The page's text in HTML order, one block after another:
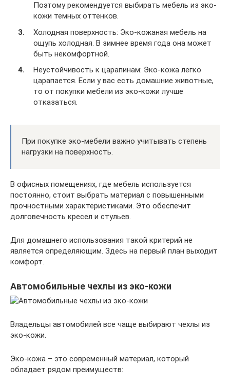
Поэтому рекомендуется выбирать мебель из эко-
кожи темных оттенков.
Холодная поверхность: Эко-кожаная мебель на
ощупь холодная. В зимнее время года она может
быть некомфортной.
Неустойчивость к царапинам: Эко-кожа легко
царапается. Если у вас есть домашние животные,
то от покупки мебели из эко-кожи лучше
отказаться.
При покупке эко-мебели важно учитывать степень
нагрузки на поверхность.
В офисных помещениях, где мебель используется
постоянно, стоит выбрать материал с повышенными
прочностными характеристиками. Это обеспечит
долговечность кресел и стульев.
Для домашнего использования такой критерий не
является определяющим. Здесь на первый план выходит
комфорт.
Автомобильные чехлы из эко-кожи
Владельцы автомобилей все чаще выбирают чехлы из
эко-кожи.
Эко-кожа – это современный материал, который
обладает рядом преимуществ: